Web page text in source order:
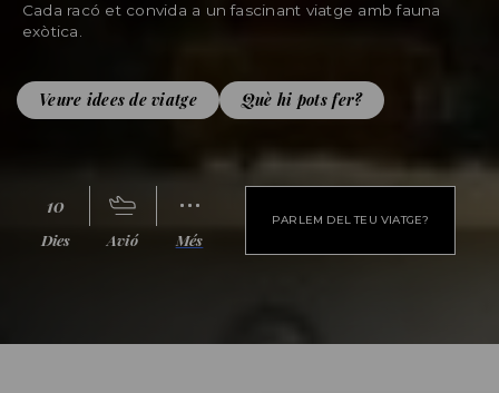
Cada racó et convida a un fascinant viatge amb fauna
exòtica.
Veure idees de viatge Què hi pots fer?
10
Dies Avió Més
PARLEM DEL TEU VIATGE?